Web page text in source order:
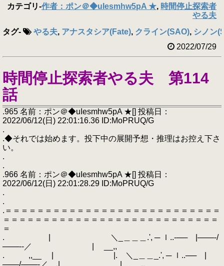
カテゴリ-作者：ポン＠◆uIesmhw5pA ★, 時間停止探索者
やる夫
タグ- やる夫, アナスタシア(Fate), クライン(SAO), シノン
2022/07/29
時間停止探索者やる夫 第114
話
.965 名前：ポン＠◆uIesmhw5pA ★[] 投稿日：
2022/06/12(日) 22:01:16.36 ID:MoPRUQ/G
.
.◆それでは始めます。投下中の展開予想・推理はお控え下さ
い。
.
.
.966 名前：ポン＠◆uIesmhw5pA ★[] 投稿日：
2022/06/12(日) 22:01:28.29 ID:MoPRUQ/G
.
.
.＝＝＝＝＝＝＝＝＝＝＝＝＝＝＝＝＝＝＝＝＝＝＝＝＝＝＝
＝＝＝＝＝＝＝＝＝＝＝＝＝＝＝＝＝＝＝＝＝＝＝＝＝＝＝
＝
. | ＼_＿＿＿.', ─ ｌ..‐── |───‐/
───‐‐／ | __,,
. ,,__ | |. ＼_＿＿_.', ─ ｌ..── |
───/───‐／ .| | __,,